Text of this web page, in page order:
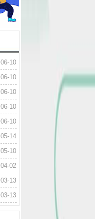
06-10
06-10
06-10
06-10
06-10
05-14
05-10
04-02
03-13
03-13